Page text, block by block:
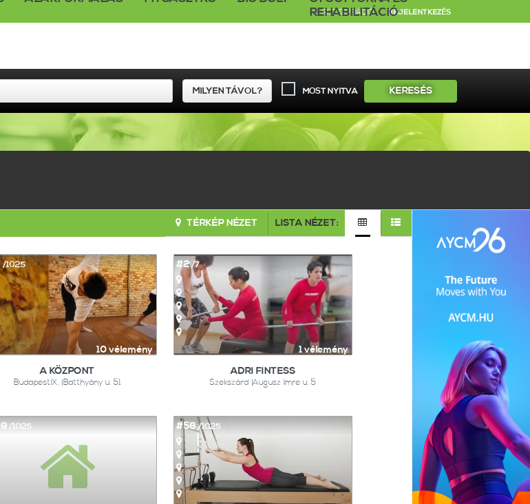
REGISZTRÁCIÓ BEJELENTKEZÉS
REHABILITÁCIÓ
MOST NYITVA KERESÉS
TÉRKÉP NÉZET LISTA NÉZET:
10 vélemény
/1025
A KÖZPONT
BudapestIX. |Batthyány u. 51
1 vélemény
#2/7
ADRI FINTESS
Szekszárd |Augusz Imre u. 5
/1025 #58/1025